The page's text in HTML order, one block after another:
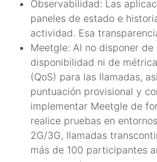
Observabilidad: Las
paneles de estado e
actividad. Esa
Meetgle: Al no disponer
disponibilidad ni de
(QoS) para las llamadas,
puntuación provisional y
implementar Meetgle de
realice pruebas en
2G/3G, llamadas
más de 100 participantes